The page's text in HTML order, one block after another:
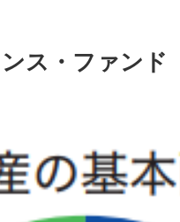
ス・ファンド